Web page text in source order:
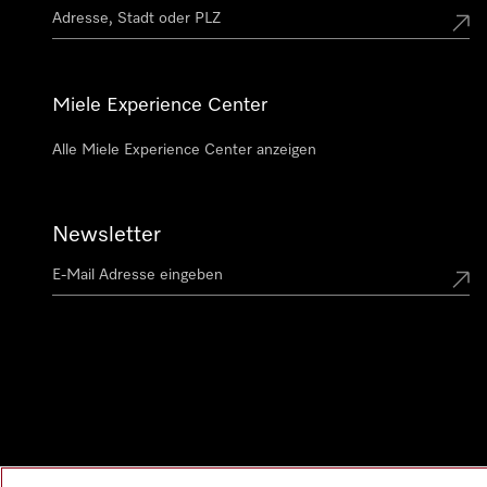
Miele Experience Center
Alle Miele Experience Center anzeigen
Newsletter